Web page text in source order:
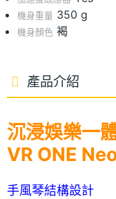
機身重量 350 g
機身顏色 褐
產品介紹
沉浸娛樂一
VR ONE
手風琴結構設計